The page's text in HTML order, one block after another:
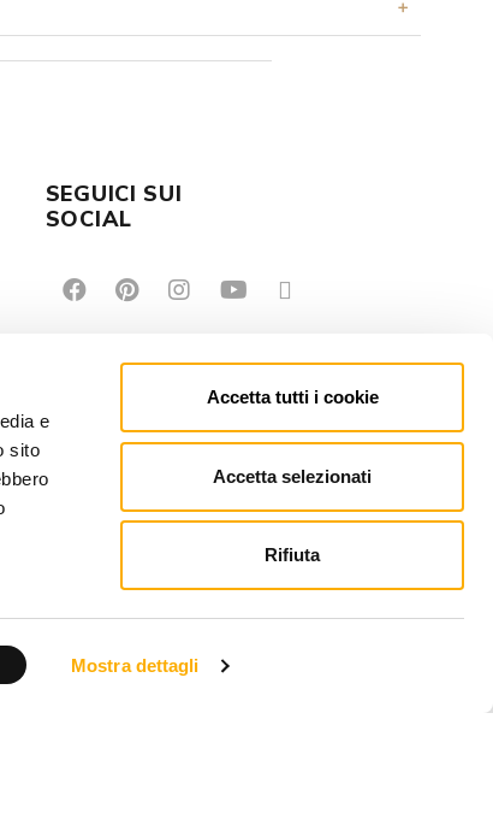
e
sito
Mostra dettagli
Accetta tutti i cookie
Accetta selezionati
Rifiuta
SEGUICI SUI
SOCIAL